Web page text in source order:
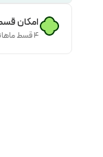
امکان
۴ قسط ماهانه. بدون سود، چک و ضامن.